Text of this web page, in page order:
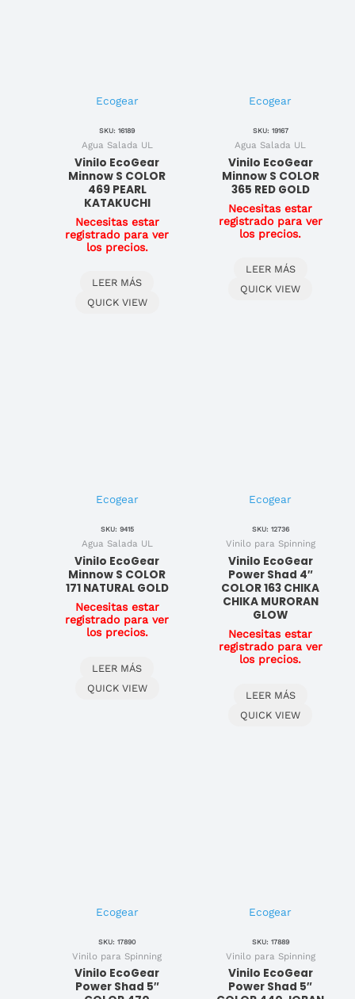
Ecogear
SKU: 16189
Agua Salada UL
Vinilo EcoGear
Minnow S COLOR
469 PEARL
KATAKUCHI
Necesitas estar
registrado para ver
los precios.
LEER MÁS
QUICK VIEW
Ecogear
SKU: 19167
Agua Salada UL
Vinilo EcoGear
Minnow S COLOR
365 RED GOLD
Necesitas estar
registrado para ver
los precios.
LEER MÁS
QUICK VIEW
Ecogear
SKU: 9415
Agua Salada UL
Vinilo EcoGear
Minnow S COLOR
171 NATURAL GOLD
Necesitas estar
registrado para ver
los precios.
LEER MÁS
QUICK VIEW
Ecogear
SKU: 12736
Vinilo para Spinning
Vinilo EcoGear
Power Shad 4″
COLOR 163 CHIKA
CHIKA MURORAN
GLOW
Necesitas estar
registrado para ver
los precios.
LEER MÁS
QUICK VIEW
Ecogear
SKU: 17890
Vinilo para Spinning
Vinilo EcoGear
Power Shad 5″
Ecogear
SKU: 17889
Vinilo para Spinning
Vinilo EcoGear
Power Shad 5″